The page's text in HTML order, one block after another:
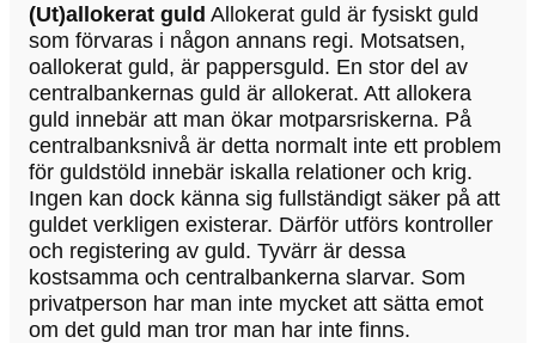
(Ut)allokerat guld Allokerat guld är fysiskt guld
som förvaras i någon annans regi. Motsatsen,
oallokerat guld, är pappersguld. En stor del av
centralbankernas guld är allokerat. Att allokera
guld innebär att man ökar motparsriskerna. På
centralbanksnivå är detta normalt inte ett problem
för guldstöld innebär iskalla relationer och krig.
Ingen kan dock känna sig fullständigt säker på att
guldet verkligen existerar. Därför utförs kontroller
och registering av guld. Tyvärr är dessa
kostsamma och centralbankerna slarvar. Som
privatperson har man inte mycket att sätta emot
om det guld man tror man har inte finns.